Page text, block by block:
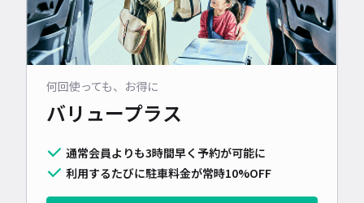
何回使っても、お得に
バリュープラス
通常会員よりも3時間早く予約が可能に
利用するたびに駐車料金が常時10%OFF